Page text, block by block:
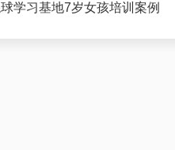
学习基地7岁女孩培训案例